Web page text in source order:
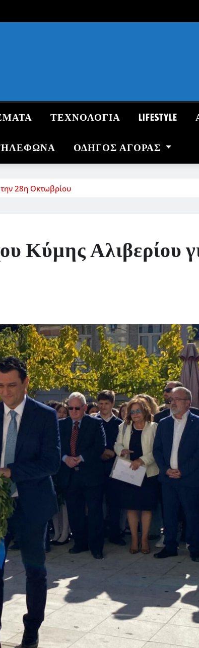
ΤΕΧΝΟΛΟΓΙΑ LIFESTYLE
ΟΔΗΓΌΣ ΑΓΟΡΆΣ
28η Οκτωβρίου
Κύμης Αλιβερίου